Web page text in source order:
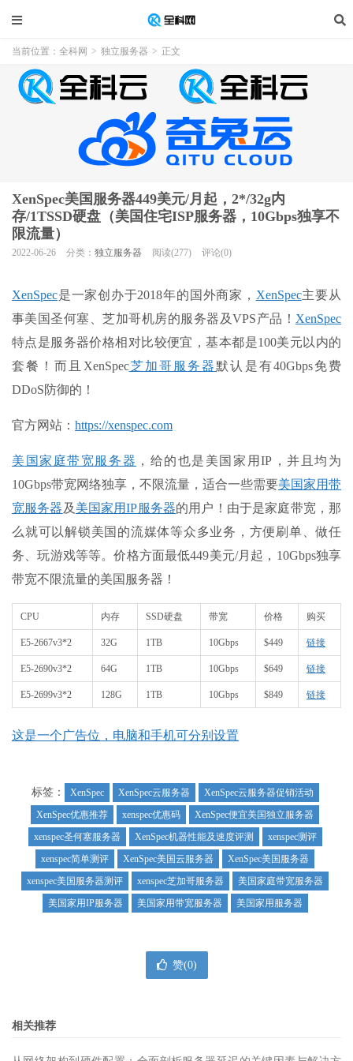
当前位置： 全科网 > 独立服务器 > 正文
XenSpec美国服务器449美元/月起，2*/32g内
存/1TSSD硬盘（美国住宅ISP服务器，10Gbps独享不
限流量）
2022-06-26 分类： 独立服务器 阅读(277) 评论(0)
XenSpec是一家创办于2018年的国外商家， XenSpec主要从
事美国圣何塞、芝加哥机房的服务器及VPS产品！ XenSpec
特点是服务器价格相对比较便宜，基本都是100美元以内的
套餐！而且XenSpec芝加哥服务器默认是有40Gbps免费
DDoS防御的！
官方网站： https://xenspec.com
美国家庭带宽服务器 ，给的也是美国家用IP，并且均为
10Gbps带宽网络独享，不限流量，适合一些需要美国家用带
宽服务器 及 美国家用IP服务器的用户！由于是家庭带宽，那
么就可以解锁美国的流媒体等众多业务，方便刷单、做任
务、玩游戏等等。价格方面最低449美元/月起，10Gbps独享
带宽不限流量的美国服务器！
CPU 内存 SSD硬盘 带宽 价格 购买
E5-2667v3*2 32G 1TB 10Gbps $449 链接
E5-2690v3*2 64G 1TB 10Gbps $649 链接
E5-2699v3*2 128G 1TB 10Gbps $849 链接
这是一个广告位，电脑和手机可分别设置
标签： XenSpec XenSpec云服务器
XenSpec云服务器促销活动
XenSpec优惠推荐
xenspec优惠码
XenSpec便宜美国独立服务器
xenspec圣何塞服务器
XenSpec机器性能及速度评测
xenspec测评
xenspec简单测评
XenSpec美国云服务器
XenSpec美国服务器
xenspec美国服务器测评
xenspec芝加哥服务器
美国家庭带宽服务器
美国家用IP服务器
美国家用带宽服务器 美国家用服务器
赞(0)
相关推荐